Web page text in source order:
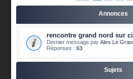
Annonces
rencontre grand nord sur
Dernier message parAlex Le
Réponses :63
Sujets